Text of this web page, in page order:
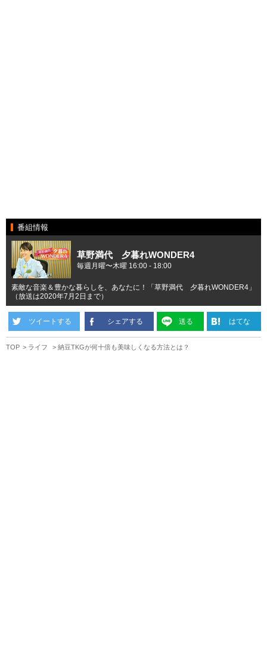
番組情報
草野満代 夕暮れWONDER4
毎週月曜〜木曜 16:00 - 18:00
素敵な音楽＆豊かな暮らしを、あなたに！「草野満代 夕暮れWONDER4」
（放送は2020年7月2日まで）
ツイートする シェアする 送る はてな
TOP ライフ 納豆TKGが何十倍も美味しくなる方法とは？